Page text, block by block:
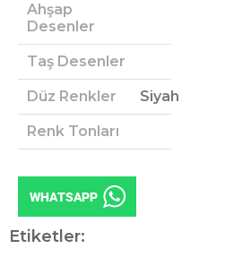
Ahşap
Desenler
Taş Desenler
Düz Renkler Siyah
Renk Tonları
Etiketler: